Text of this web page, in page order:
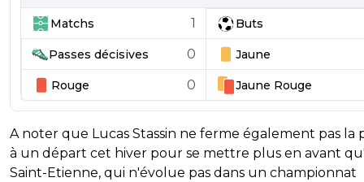
Matchs 1 Buts
Passes décisives 0 Jaune
Rouge 0 Jaune Rouge
A noter que Lucas Stassin ne ferme également pas la
à un départ cet hiver pour se mettre plus en avant
Saint-Etienne, qui n'évolue pas dans un championnat